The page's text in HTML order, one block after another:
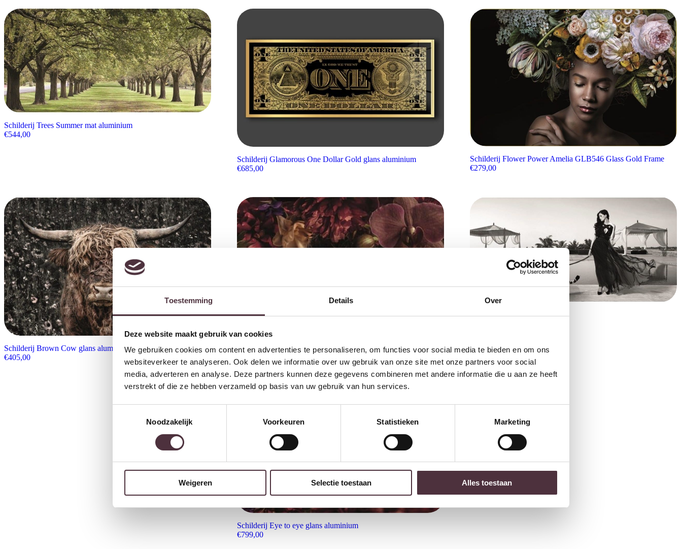
Toestemming Details Over
Deze website maakt gebruik van cookies
We gebruiken cookies om content en advertenties te personaliseren, om functies voor social media te bieden en om ons
websiteverkeer te analyseren. Ook delen we informatie over uw gebruik van onze site met onze partners voor social
media, adverteren en analyse. Deze partners kunnen deze gegevens combineren met andere informatie die u aan ze heeft
verstrekt of die ze hebben verzameld op basis van uw gebruik van hun services.
Noodzakelijk
Voorkeuren Statistieken Marketing
Weigeren Selectie toestaan Alles toestaan
Schilderij Trees Summer mat aluminium
€544,00
Schilderij Glamorous One Dollar Gold glans aluminium
€685,00
Schilderij Flower Power Amelia GLB546 Glass Gold Frame
€279,00
Schilderij Brown Cow glans aluminium
€405,00
Schilderij Eye to eye glans aluminium
€799,00
Schilderij Leashed Beauty